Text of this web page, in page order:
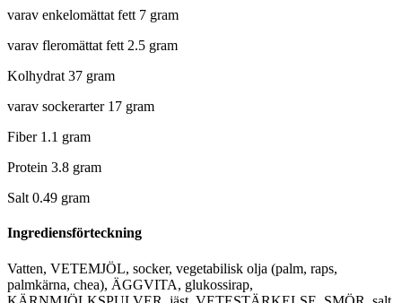
varav enkelomättat fett 7 gram
varav fleromättat fett 2.5 gram
Kolhydrat 37 gram
varav sockerarter 17 gram
Fiber 1.1 gram
Protein 3.8 gram
Salt 0.49 gram
Ingrediensförteckning
Vatten, VETEMJÖL, socker, vegetabilisk olja (palm, raps,
palmkärna, chea), ÄGGVITA, glukossirap,